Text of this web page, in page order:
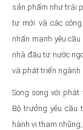
sản phẩm như trái
tư mới và các
nhấn mạnh yêu
nhà đầu tư nước
và phát triển ngành
Song song với phát
Bộ trưởng yêu
hành vi tham